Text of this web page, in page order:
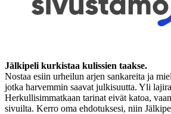
Jälkipeli kurkistaa kulissien taakse.
Nostaa esiin urheilun arjen sankareita ja
jotka harvemmin saavat julkisuutta. Yli
Herkullisimmatkaan tarinat eivät katoa,
sivuilta. Kerro oma ehdotuksesi, niin